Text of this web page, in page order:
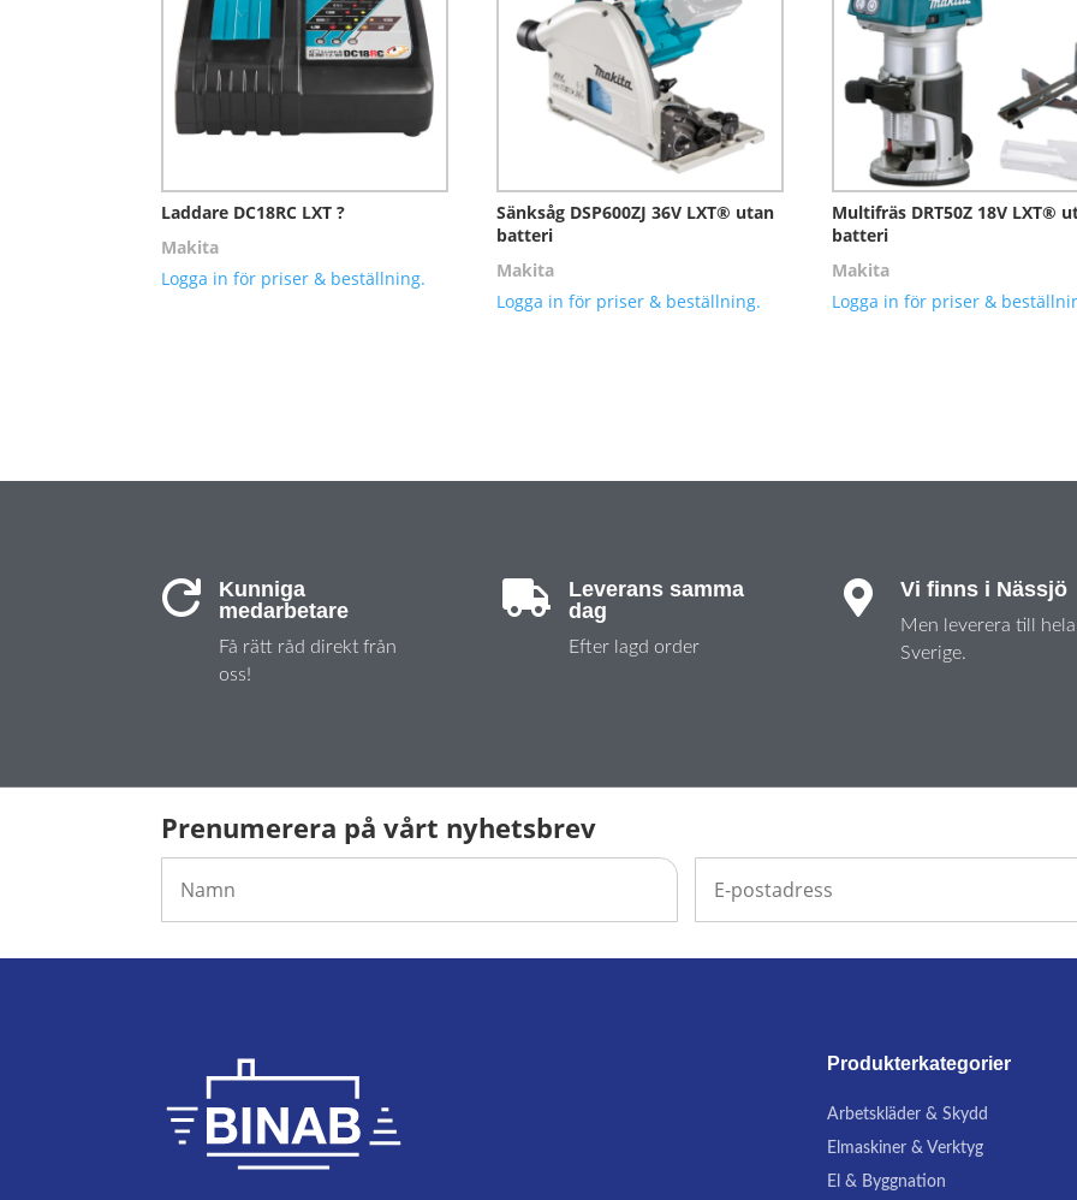
Laddare DC18RC LXT ?
Makita
Logga in för priser & beställning.
Sänksåg DSP600ZJ 36V LXT® utan
batteri
Makita
Logga in för priser & beställning.
Multifräs DRT50Z 18V LXT®
batteri
Makita
Logga in för priser &

Kunniga
medarbetare
Få rätt råd direkt från
oss!

Leverans samma
dag
Efter lagd order
 Vi finns i Nässjö
Men leverera till hela
Sverige.
Prenumerera på vårt nyhetsbrev
Produkterkategorier
Arbetskläder & Skydd
Elmaskiner & Verktyg
El & Byggnation